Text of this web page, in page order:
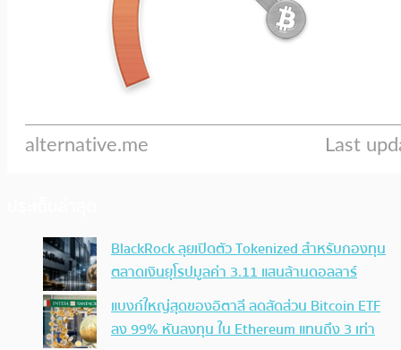
BlackRock ลุยเปิดตัว Tokenized สำหรับกองทุน
ตลาดเงินยุโรปมูลค่า 3.11 แสนล้านดอลลาร์
แบงก์ใหญ่สุดของอิตาลี ลดสัดส่วน Bitcoin ETF
ลง 99% หันลงทุน ใน Ethereum แทนถึง 3 เท่า